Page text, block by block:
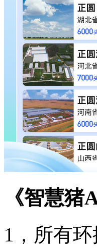
《智慧
1，所有